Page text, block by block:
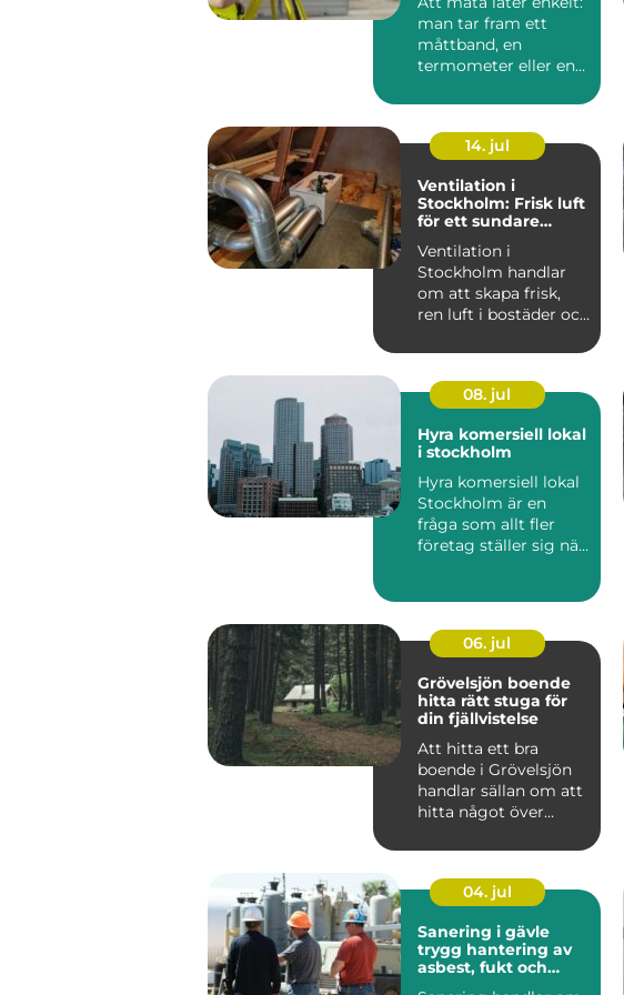
man tar fram ett
måttband, en
termometer eller en
värde....
14. jul
Ventilation i
Stockholm: Frisk luft
för ett sundare
Ventilation i
Stockholm handlar
om att skapa frisk,
ren luft i bostäder och
moder...
08. jul
Hyra komersiell lokal
i stockholm
Hyra komersiell lokal
Stockholm är en
fråga som allt fler
företag ställer sig när
06. jul
Grövelsjön boende
hitta rätt stuga för
din fjällvistelse
Att hitta ett bra
boende i Grövelsjön
handlar sällan om att
hitta något över
at...
04. jul
Sanering i gävle
trygg hantering av
asbest, fukt och